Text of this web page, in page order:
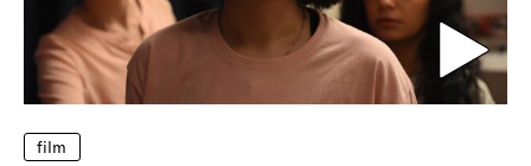
film